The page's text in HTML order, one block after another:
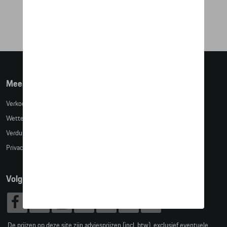
Meer info
Verkoopsvoorwaarden
Wettelijke bepalingen
Verduidelijking kledingmaten
Privacybeleid
Volg Ons
De prijzen op deze site zijn adviesprijzen (incl. btw), exclusief eventuele